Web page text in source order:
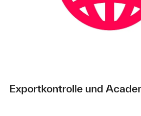
Exportkontrolle und